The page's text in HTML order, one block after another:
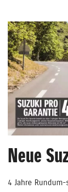
Neue
4 Jahre